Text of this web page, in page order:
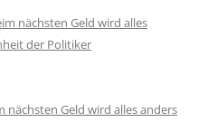
nächsten Geld wird alles
der Politiker
Geld wird alles anders